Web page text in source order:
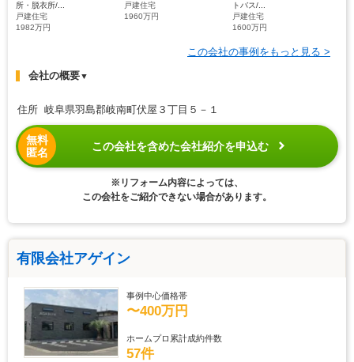
所・脱衣所/...
戸建住宅
1982万円
戸建住宅
1960万円
トバス/...
戸建住宅
1600万円
この会社の事例をもっと見る >
会社の概要▼
住所 岐阜県羽島郡岐南町伏屋３丁目５－１
無料
匿名
この会社を含めた会社紹介を申込む
※リフォーム内容によっては、
この会社をご紹介できない場合があります。
有限会社アゲイン
事例中心価格帯
〜400万円
ホームプロ累計成約件数
57件